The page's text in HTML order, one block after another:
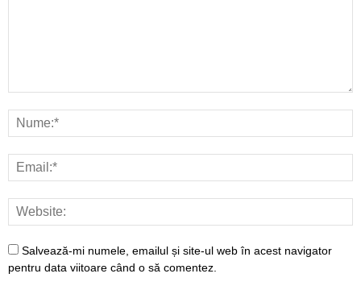
Salvează-mi numele, emailul și site-ul web în acest navigator
pentru data viitoare când o să comentez.